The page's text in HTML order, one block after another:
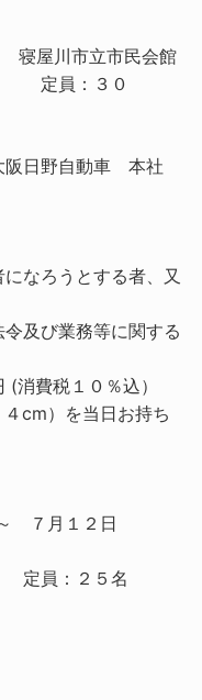
屋川市立市民会館
０
日野自動車 本社
なろうとする者、又
及び業務等に関する
費税１０％込）
cm）を当日お持ち
７月１２日
５名